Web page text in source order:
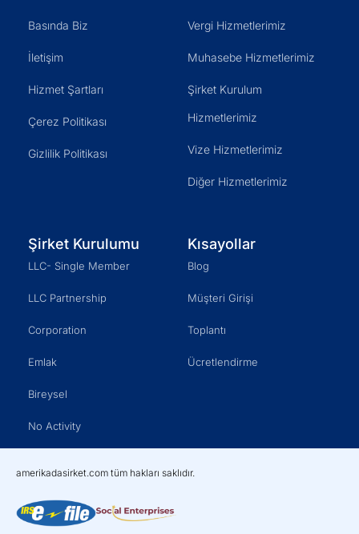
Basında Biz
İletişim
Hizmet Şartları
Çerez Politikası
Gizlilik Politikası
Vergi Hizmetlerimiz
Muhasebe Hizmetlerimiz
Şirket Kurulum
Hizmetlerimiz
Vize Hizmetlerimiz
Diğer Hizmetlerimiz
Şirket Kurulumu
LLC- Single Member
LLC Partnership
Corporation
Emlak
Bireysel
No Activity
Kısayollar
Blog
Müşteri Girişi
Toplantı
Ücretlendirme
amerikadasirket.com tüm hakları saklıdır.